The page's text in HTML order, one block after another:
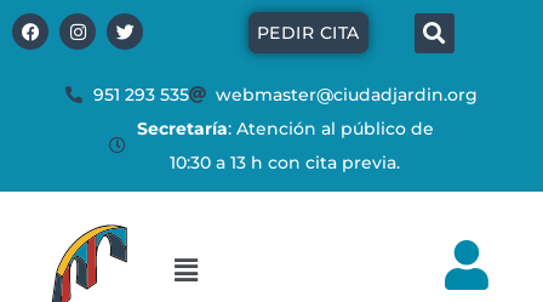
contenido
F
a
I
n
a
T
w
t
PEDIR CITA
951 293 535
webmaster@ciudadjardin.org
Secretaría: Atención al público de
10:30 a 13 h con cita previa.
Flyout